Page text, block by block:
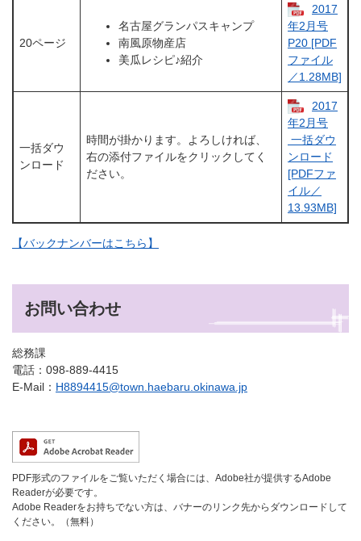
20ページ
名古屋グランパスキャンプ
南風原物産店
美瓜レシピ♪紹介
2017
年2月号
P20​​ [PDF
ファイル
／1.28MB]
一括ダウ
ンロード
時間が掛かります。よろしければ、
右の添付ファイルをクリックしてく
ださい。
2017
年2月号​
一括ダウ
ンロード​
[PDFファ
イル／
13.93MB]
【バックナンバーはこちら】
お問い合わせ
総務課
電話：098-889-4415
E-Mail： H8894415@town.haebaru.okinawa.jp
PDF形式のファイルをご覧いただく場合には、Adobe社が提供するAdobe
Readerが必要です。
Adobe Readerをお持ちでない方は、バナーのリンク先からダウンロードして
ください。（無料）